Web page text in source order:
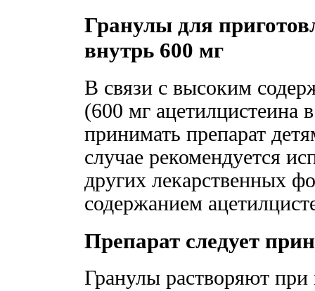
Гранулы для
внутрь 600 мг
В связи с высоким
(600 мг ацетилцистеина
принимать препарат
случае рекомендуется
других лекарственных
содержанием
Препарат следует
Гранулы растворяют